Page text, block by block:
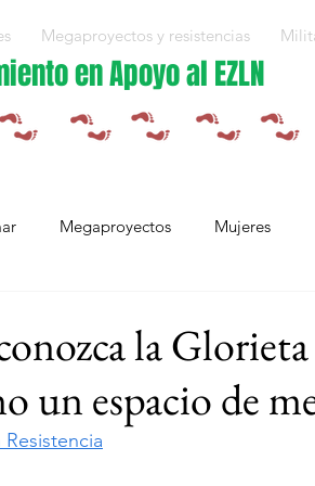
Megaproyectos y resistencias
en Apoyo al EZLN
Megaproyectos Mujeres
Capítulo Europa Mujeres
la
un espacio de